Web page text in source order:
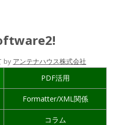
by アンテナハウス株式会社
PDF活用
Formatter/XML関係
コラム